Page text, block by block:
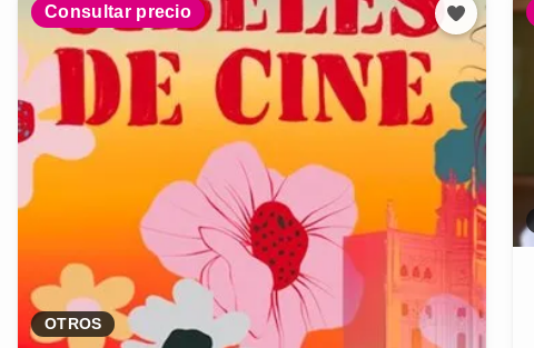
Consultar precio
OTROS